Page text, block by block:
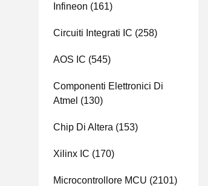
Infineon (161)
Circuiti Integrati IC (258)
AOS IC (545)
Componenti Elettronici Di
Atmel (130)
Chip Di Altera (153)
Xilinx IC (170)
Microcontrollore MCU (2101)